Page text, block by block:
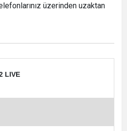
üzerinden uzaktan
LIVE